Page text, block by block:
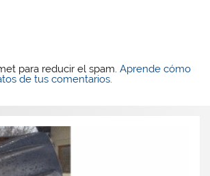
para reducir el spam.Aprende cómo
de tus comentarios.